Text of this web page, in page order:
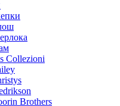
Collezioni
Brothers